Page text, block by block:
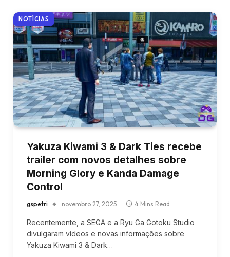
NOTÍCIAS
Yakuza Kiwami 3 & Dark Ties recebe
trailer com novos detalhes sobre
Morning Glory e Kanda Damage
Control
gspetri novembro 27, 2025 4 Mins Read
Recentemente, a SEGA e a Ryu Ga Gotoku Studio
divulgaram vídeos e novas informações sobre
Yakuza Kiwami 3 & Dark…